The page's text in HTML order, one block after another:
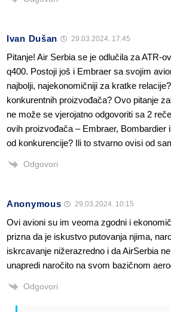
Ivan Dušan 29.03.2024. 17:45
Pitanje! Air Serbia se je odlučila za ATR-
q400. Postoji još i Embraer sa svojim
najbolji, najekonomičniji za kratke
konkurentnih proizvođača? Ovo pitanje
ne može se vjerojatno odgovoriti sa 2
ovih proizvođača – Embraer, Bombardier
od konkurencije? Ili to stvarno ovisi od
Odgovori
Anonymous 29.03.2024. 10:15
Ovi avioni su im veoma zgodni i
prizna da je iskustvo putovanja njima,
iskrcavanje nižerazredno i da AirSerbia
unapredi naročito na svom bazičnom
Odgovori